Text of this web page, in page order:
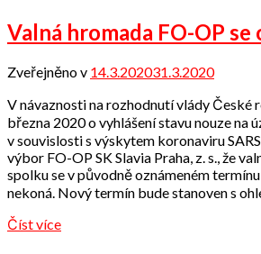
Valná hromada FO-OP se
Zveřejněno v 14.3.202031.3.2020od
přátel
V návaznosti na rozhodnutí vlády České
března 2020 o vyhlášení stavu nouze na
v souvislosti s výskytem koronaviru
výbor FO-OP SK Slavia Praha, z. s., že
spolku se v původně oznámeném
nekoná. Nový termín bude stanoven s
Číst více